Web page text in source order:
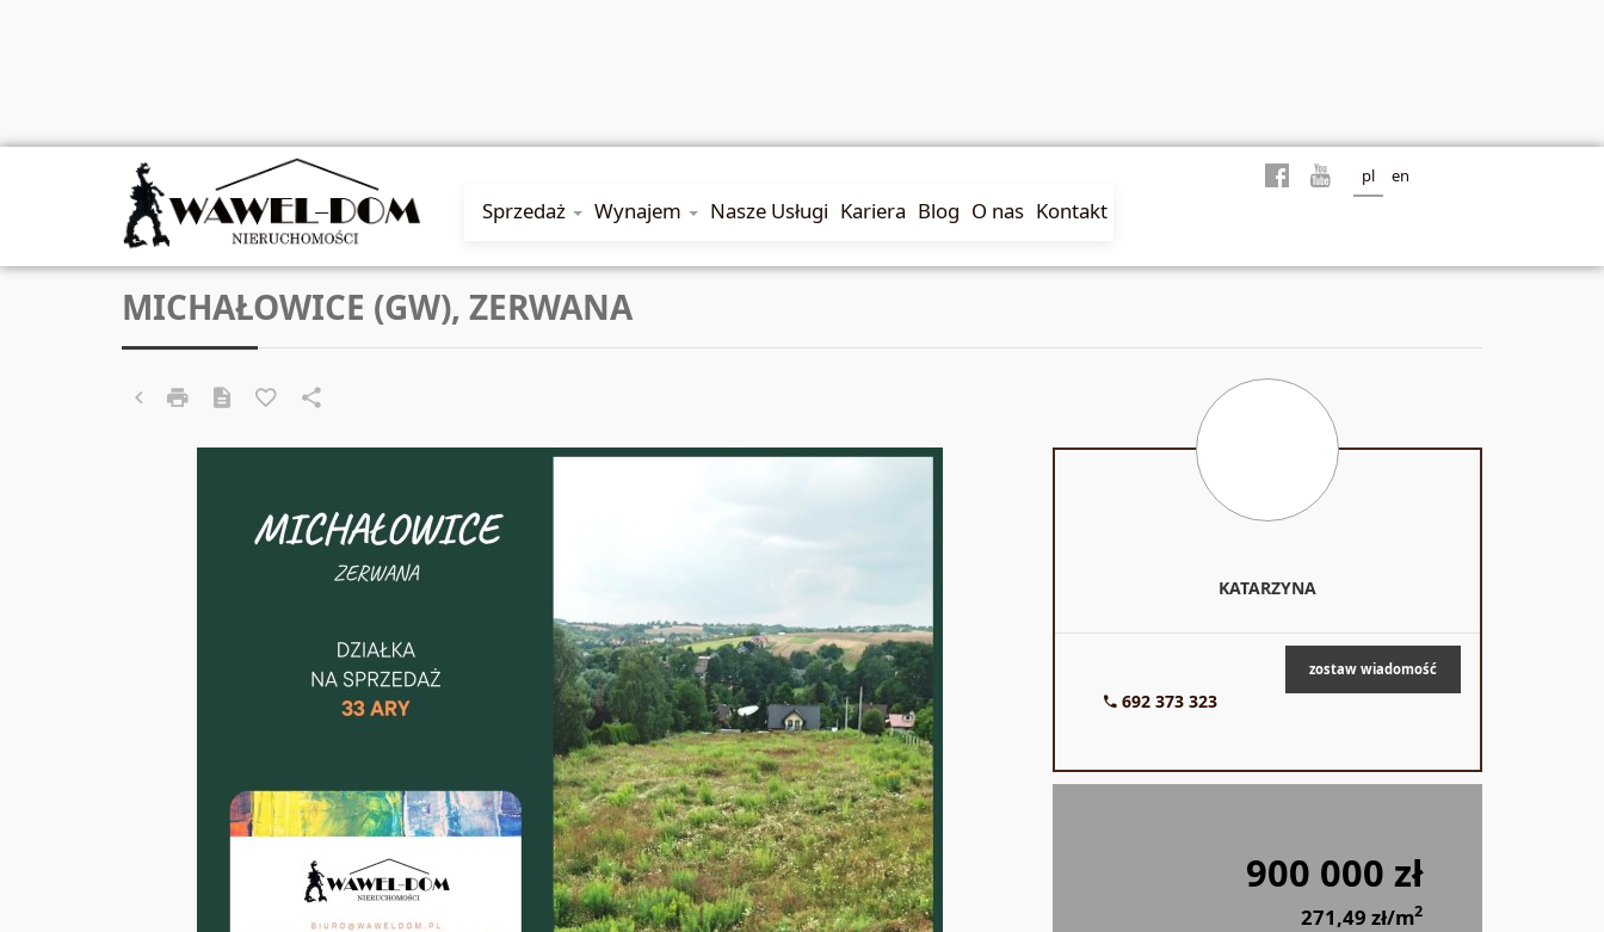
Sprzedaż Wynajem Nasze Usługi Kariera Blog O nas Kontakt
pl en
MICHAŁOWICE (GW), ZERWANA
KATARZYNA
692 373 323
zostaw wiadomość
900 000 zł
271,49 zł/m2